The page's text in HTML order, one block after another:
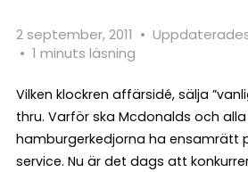
2 september, 2011 •
• 1 minuts läsning
Vilken klockren affärsidé, sälja
thru. Varför ska Mcdonalds och
hamburgerkedjorna ha ensamrätt
service. Nu är det dags att